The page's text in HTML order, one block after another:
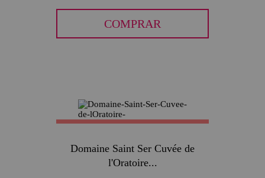
COMPRAR
Domaine Saint Ser Cuvée de
l'Oratoire...